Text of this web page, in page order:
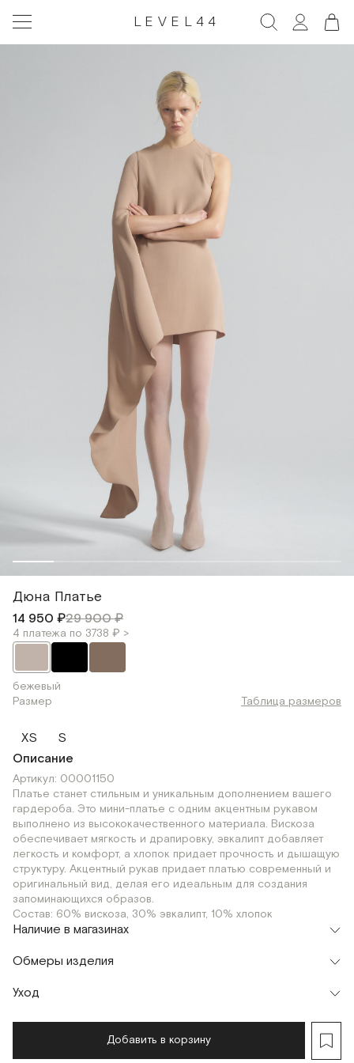
LEVEL44
Дюна Платье
14 950 ₽29 900 ₽
4 платежа по 3738 ₽ >
бежевый
Размер
Таблица размеров
XS
S
Описание
Артикул: 00001150
Платье станет стильным и уникальным дополнением вашего
гардероба. Это мини-платье с одним акцентным рукавом
выполнено из высококачественного материала. Вискоза
обеспечивает мягкость и драпировку, эвкалипт добавляет
легкость и комфорт, а хлопок придает прочность и дышащую
структуру. Акцентный рукав придает платью современный и
оригинальный вид, делая его идеальным для создания
запоминающихся образов.
Состав: 60% вискоза, 30% эвкалипт, 10% хлопок
Наличие в магазинах
Шоурум
г. Москва, Малая Бронная 24/3
XSS
Обмеры изделия
Мерки, см
Уход
Добавить в корзину